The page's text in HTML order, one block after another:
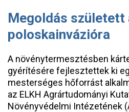
Megoldás született
poloskainvázióra
A növénytermesztésben
gyérítésére fejlesztettek ki
mesterséges hőforrást
az ELKH Agrártudományi
Növényvédelmi Intézetének